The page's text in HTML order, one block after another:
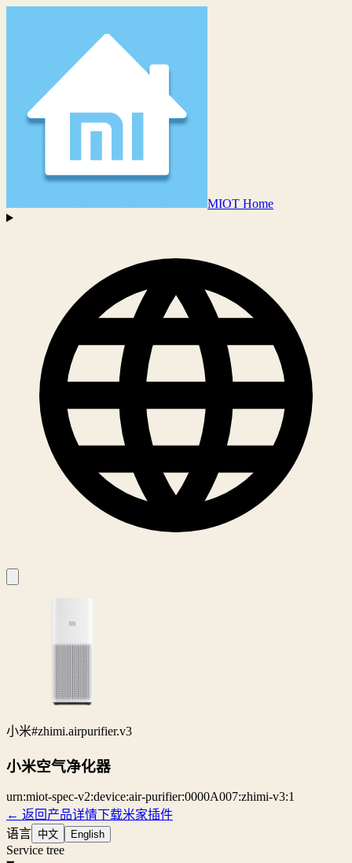
MIOT Home
小米#zhimi.airpurifier.v3
小米空气净化器
urn:miot-spec-v2:device:air-purifier:0000A007:zhimi-v3:1
← 返回产品详情下载米家插件
语言 中文 English
Service tree